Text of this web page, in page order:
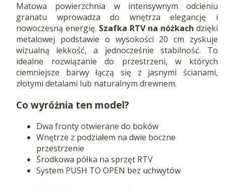
Matowa powierzchnia w intensywnym odcieniu
granatu wprowadza do wnętrza elegancję i
nowoczesną energię. Szafka RTV na nóżkach dzięki
metalowej podstawie o wysokości 20 cm zyskuje
wizualną lekkość, a jednocześnie stabilność. To
idealne rozwiązanie do przestrzeni, w których
ciemniejsze barwy łączą się z jasnymi ścianami,
złotymi detalami lub naturalnym drewnem.
Co wyróżnia ten model?
Dwa fronty otwierane do boków
Wnętrze z podziałem na dwie boczne
przestrzenie
Środkowa półka na sprzęt RTV
System PUSH TO OPEN bez uchwytów